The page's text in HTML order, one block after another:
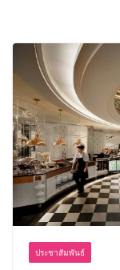
อร่
ร
พา
ประชาสัมพันธ์